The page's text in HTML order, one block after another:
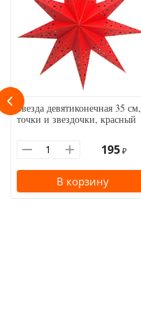
Звезда девятиконечная 35 см,
точки и звездочки, красный
195 ₽
В корзину